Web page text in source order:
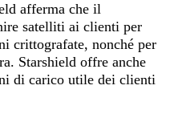
afferma che il
satelliti ai clienti per
crittografate, nonché per
Starshield offre anche
di carico utile dei clienti